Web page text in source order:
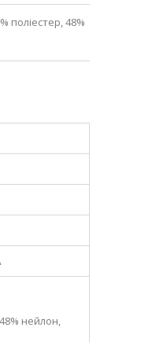
поліестер, 48%
нейлон,